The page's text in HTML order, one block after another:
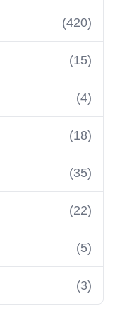
(420)
(15)
(4)
(18)
(35)
(22)
(5)
(3)